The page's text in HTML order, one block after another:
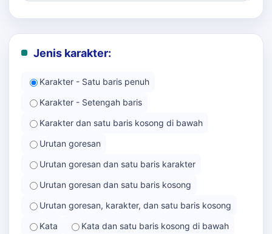
Jenis karakter:
Karakter - Satu baris penuh
Karakter - Setengah baris
Karakter dan satu baris kosong di bawah
Urutan goresan
Urutan goresan dan satu baris karakter
Urutan goresan dan satu baris kosong
Urutan goresan, karakter, dan satu baris kosong
Kata
Kata dan satu baris kosong di bawah